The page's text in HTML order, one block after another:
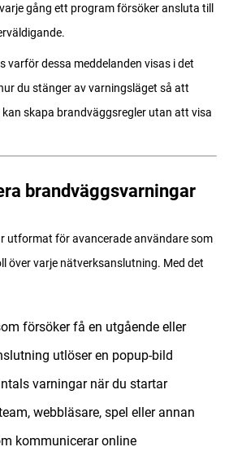
gång ett program försöker ansluta till
varför dessa meddelanden visas i det
du stänger av varningsläget så att
skapa brandväggsregler utan att visa
brandväggsvarningar
utformat för avancerade användare som
över varje nätverksanslutning. Med det
försöker få en utgående eller
utlöser en popup-bild
varningar när du startar
webbläsare, spel eller annan
kommunicerar online